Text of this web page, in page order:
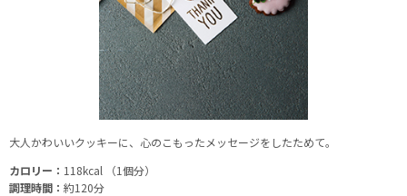
大人かわいいクッキーに、心のこもったメッセージをしたためて。
カロリー： 118kcal （1個分）
調理時間： 約120分